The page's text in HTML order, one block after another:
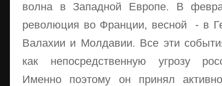
волна в Западной Европе. В
революция во Франции, весной - в
Валахии и Молдавии. Все эти
как непосредственную угрозу
Именно поэтому он принял